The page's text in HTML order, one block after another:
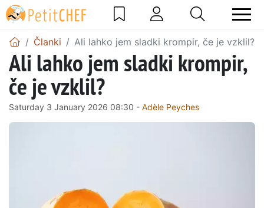
Članki Ali lahko jem sladki krompir, če je vzklil?
Ali lahko jem sladki krompir,
če je vzklil?
Saturday 3 January 2026 08:30 - Adèle Peyches